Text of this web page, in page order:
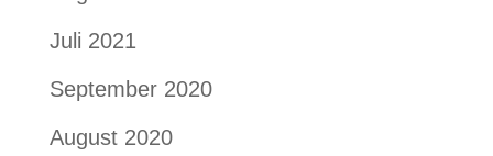
Juli 2021
September 2020
August 2020